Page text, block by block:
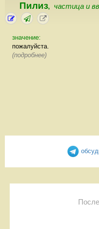
Пилиз, частица и
значение:
пожалуйста.
(подробнее)